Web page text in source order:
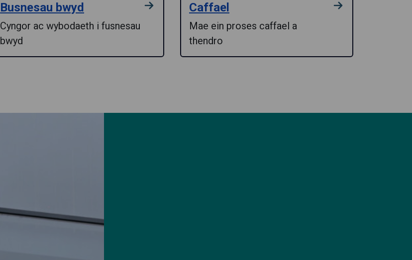
Busnesau bwyd
Cyngor ac wybodaeth i fusnesau
bwyd
Caffael
Mae ein proses caffael a
thendro